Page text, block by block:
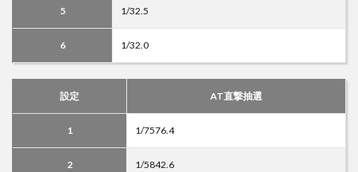
5 1/32.5
6 1/32.0
設定 AT直撃抽選
1 1/7576.4
2 1/5842.6